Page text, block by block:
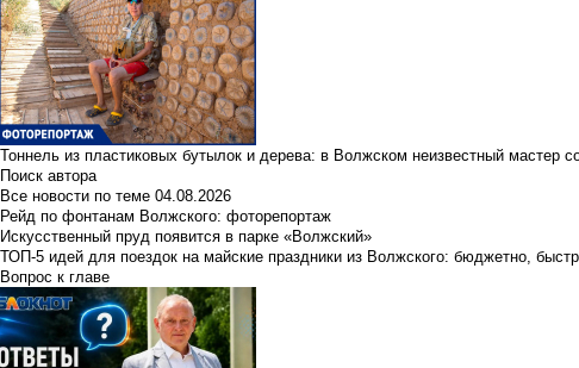
Тоннель из пластиковых бутылок и дерева: в Волжском неизвестный мастер
Поиск автора
Все новости по теме 04.08.2026
Рейд по фонтанам Волжского: фоторепортаж
Искусственный пруд появится в парке «Волжский»
ТОП-5 идей для поездок на майские праздники из Волжского: бюджетно,
Вопрос к главе